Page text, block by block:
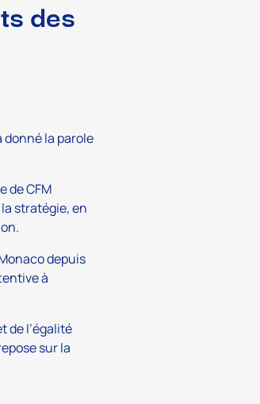
des
donné la parole
de CFM
stratégie, en
depuis
à
de l’égalité
sur la